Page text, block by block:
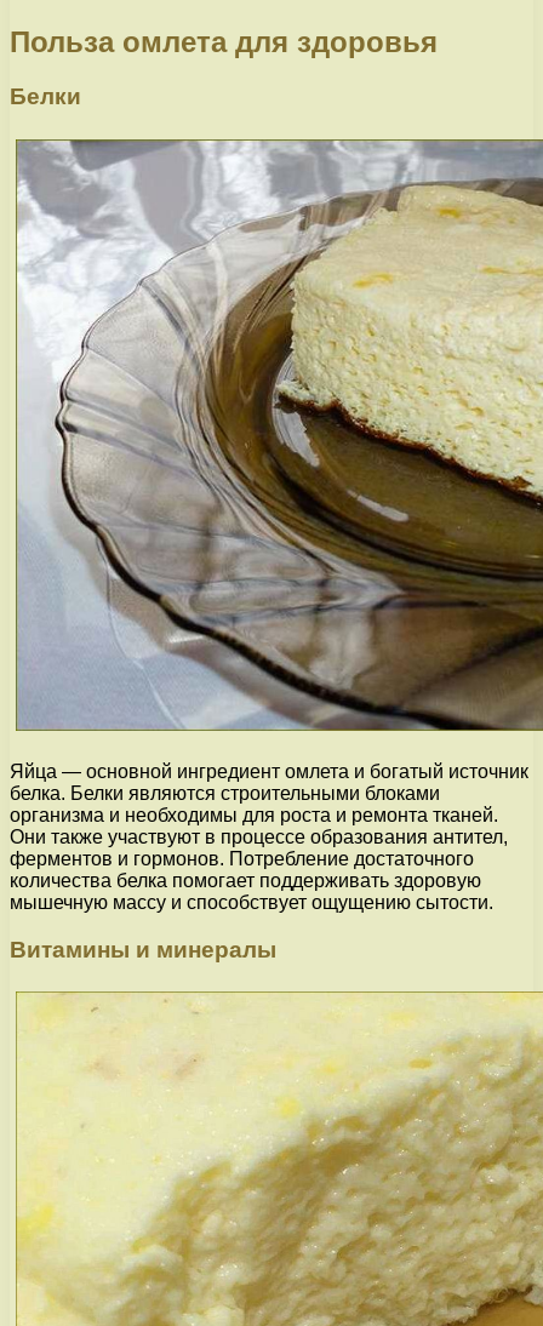
Польза омлета для здоровья
Белки
Яйца — основной ингредиент омлета и богатый источник
белка. Белки являются строительными блоками
организма и необходимы для роста и ремонта тканей.
Они также участвуют в процессе образования антител,
ферментов и гормонов. Потребление достаточного
количества белка помогает поддерживать здоровую
мышечную массу и способствует ощущению сытости.
Витамины и минералы